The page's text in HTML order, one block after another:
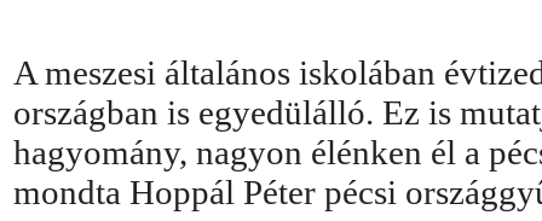
A meszesi általános iskolában
országban is egyedülálló. Ez is
hagyomány, nagyon élénken él a
mondta Hoppál Péter pécsi